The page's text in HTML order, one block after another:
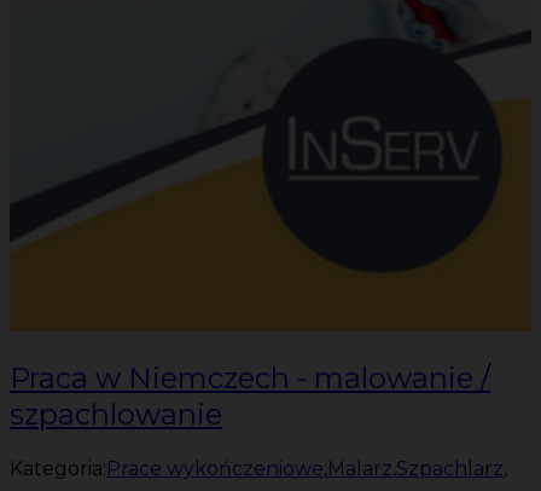
Praca w Niemczech - malowanie /
szpachlowanie
Kategoria: Prace wykończeniowe,Malarz,Szpachlarz,